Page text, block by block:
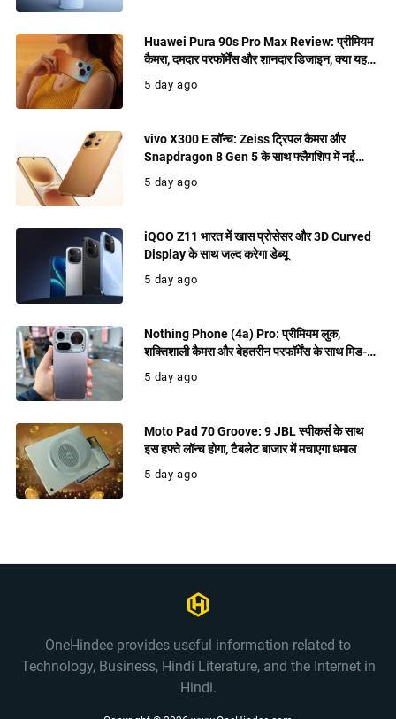
Huawei Pura 90s Pro Max Review: प्रीमियम
कैमरा, दमदार परफॉर्मेंस और शानदार डिजाइन, क्या यह
खरीदने लायक फ्लैगशिप है?
5 day ago
vivo X300 E लॉन्च: Zeiss ट्रिपल कैमरा और
Snapdragon 8 Gen 5 के साथ फ्लैगशिप में नई
पेशकश
5 day ago
iQOO Z11 भारत में खास प्रोसेसर और 3D Curved
Display के साथ जल्द करेगा डेब्यू
5 day ago
Nothing Phone (4a) Pro: प्रीमियम लुक,
शक्तिशाली कैमरा और बेहतरीन परफॉर्मेंस के साथ मिड-
रेंज में धमाल मचाने को तैयार
5 day ago
Moto Pad 70 Groove: 9 JBL स्पीकर्स के साथ
इस हफ्ते लॉन्च होगा, टैबलेट बाजार में मचाएगा धमाल
5 day ago
OneHindee provides useful information related to
Technology, Business, Hindi Literature, and the Internet in
Hindi.